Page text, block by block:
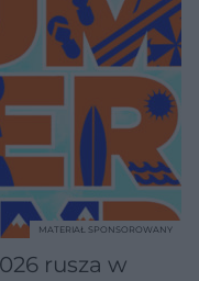
rusza w
MATERIAŁ SPONSOROWANY